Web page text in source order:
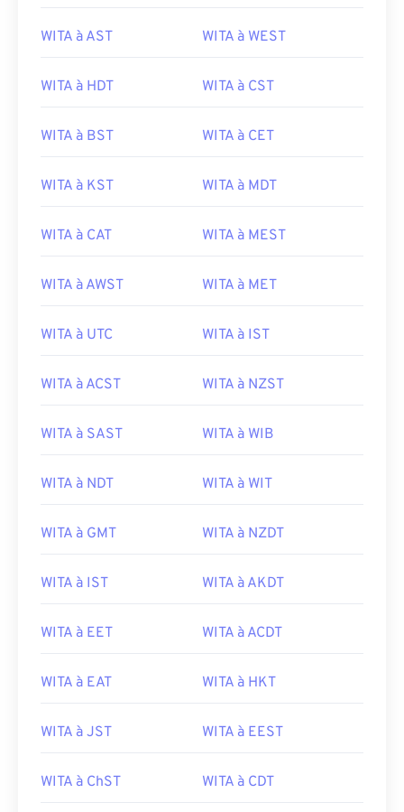
WITA à AST WITA à WEST
WITA à HDT WITA à CST
WITA à BST WITA à CET
WITA à KST WITA à MDT
WITA à CAT WITA à MEST
WITA à AWST WITA à MET
WITA à UTC WITA à IST
WITA à ACST WITA à NZST
WITA à SAST WITA à WIB
WITA à NDT WITA à WIT
WITA à GMT WITA à NZDT
WITA à IST WITA à AKDT
WITA à EET WITA à ACDT
WITA à EAT WITA à HKT
WITA à JST WITA à EEST
WITA à ChST WITA à CDT